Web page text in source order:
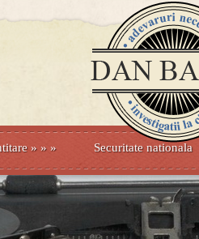
» » » Securitate nationala